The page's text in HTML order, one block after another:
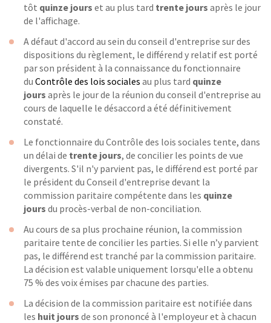
tôt quinze jours et au plus tard trente jours après le jour
de l'affichage.
A défaut d'accord au sein du conseil d'entreprise sur des
dispositions du règlement, le différend y relatif est porté
par son président à la connaissance du fonctionnaire
du Contrôle des lois sociales au plus tard quinze
jours après le jour de la réunion du conseil d'entreprise au
cours de laquelle le désaccord a été définitivement
constaté.
Le fonctionnaire du Contrôle des lois sociales tente, dans
un délai de trente jours, de concilier les points de vue
divergents. S'il n'y parvient pas, le différend est porté par
le président du Conseil d'entreprise devant la
commission paritaire compétente dans les quinze
jours du procès-verbal de non-conciliation.
Au cours de sa plus prochaine réunion, la commission
paritaire tente de concilier les parties. Si elle n’y parvient
pas, le différend est tranché par la commission paritaire.
La décision est valable uniquement lorsqu'elle a obtenu
75 % des voix émises par chacune des parties.
La décision de la commission paritaire est notifiée dans
les huit jours de son prononcé à l'employeur et à chacun